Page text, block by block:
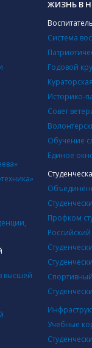
высшей
ЖИЗНЬ В
Система
Годовой
Историко-
Совет
Обучение
Единое
Профком
Учебные